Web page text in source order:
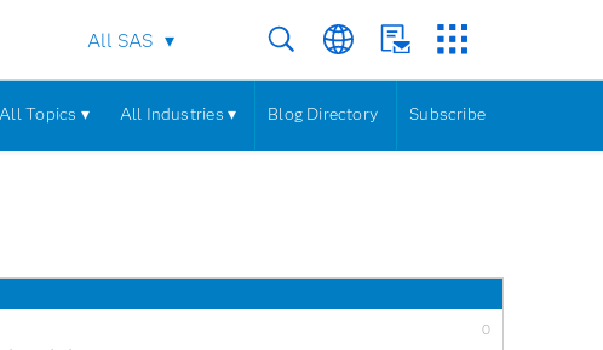
All SAS
All Topics ▾ All Industries ▾ Blog Directory Subscribe
0